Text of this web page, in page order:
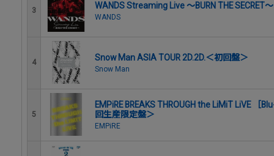
3 WANDS Streaming Live ～BURN THE SECRET～
WANDS
4 Snow Man ASIA TOUR 2D.2D.＜初回盤＞
Snow Man
5
EMPiRE BREAKS THROUGH the LiMiT LiVE ［
回生産限定盤＞
EMPiRE